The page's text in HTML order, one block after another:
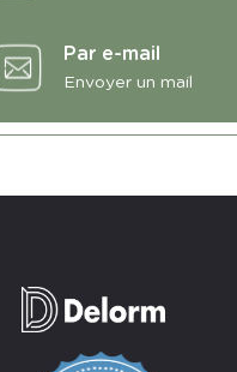
Par e-mail
Envoyer un mail